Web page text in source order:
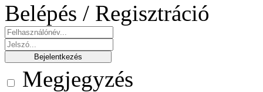
Belépés / Regisztráció
Megjegyzés